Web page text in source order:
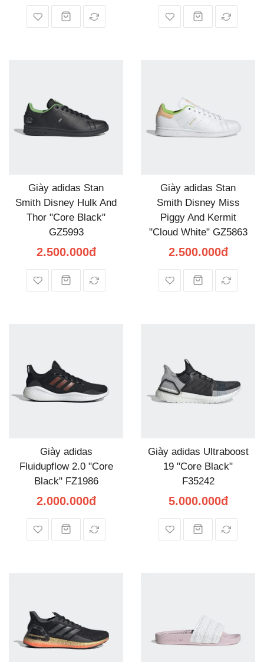
Giày adidas Stan
Smith Disney Hulk And
Thor "Core Black"
GZ5993
2.500.000đ
Giày adidas Stan
Smith Disney Miss
Piggy And Kermit
"Cloud White" GZ5863
2.500.000đ
Giày adidas
Fluidupflow 2.0 "Core
Black" FZ1986
2.000.000đ
Giày adidas Ultraboost
19 "Core Black"
F35242
5.000.000đ